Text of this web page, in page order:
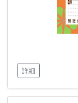
詳細